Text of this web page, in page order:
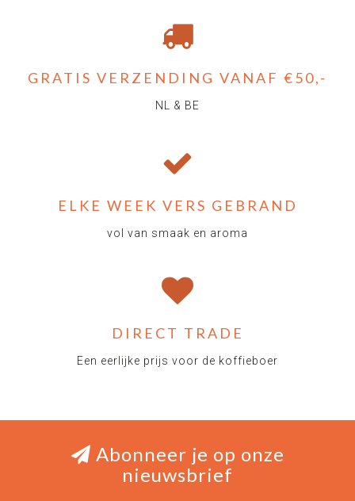
GRATIS VERZENDING VANAF €50,-
NL & BE
ELKE WEEK VERS GEBRAND
vol van smaak en aroma
DIRECT TRADE
Een eerlijke prijs voor de koffieboer
Abonneer je op onze
nieuwsbrief